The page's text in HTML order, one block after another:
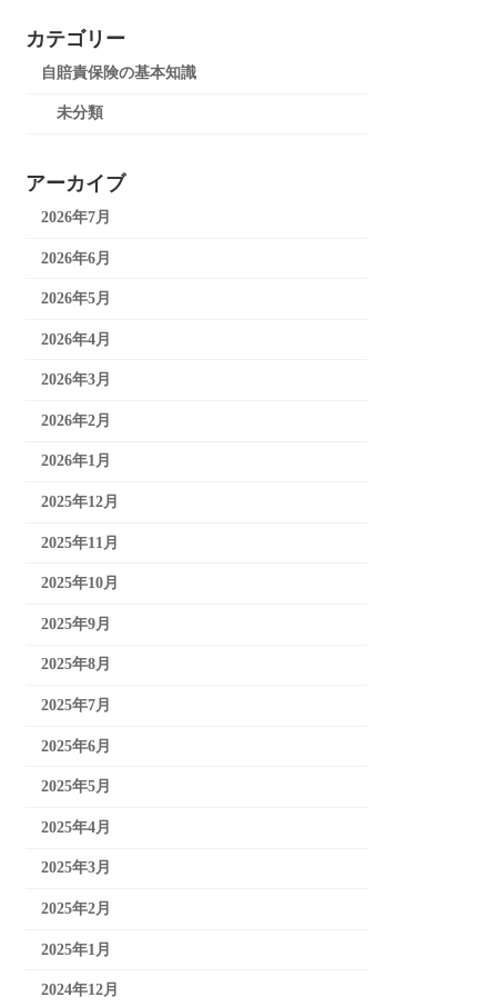
カテゴリー
自賠責保険の基本知識
未分類
アーカイブ
2026年7月
2026年6月
2026年5月
2026年4月
2026年3月
2026年2月
2026年1月
2025年12月
2025年11月
2025年10月
2025年9月
2025年8月
2025年7月
2025年6月
2025年5月
2025年4月
2025年3月
2025年2月
2025年1月
2024年12月